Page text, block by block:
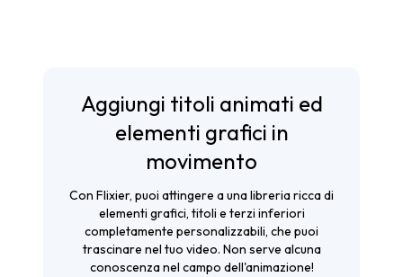
Aggiungi titoli animati ed
elementi grafici in
movimento
Con Flixier, puoi attingere a una libreria ricca di
elementi grafici, titoli e terzi inferiori
completamente personalizzabili, che puoi
trascinare nel tuo video. Non serve alcuna
conoscenza nel campo dell'animazione!